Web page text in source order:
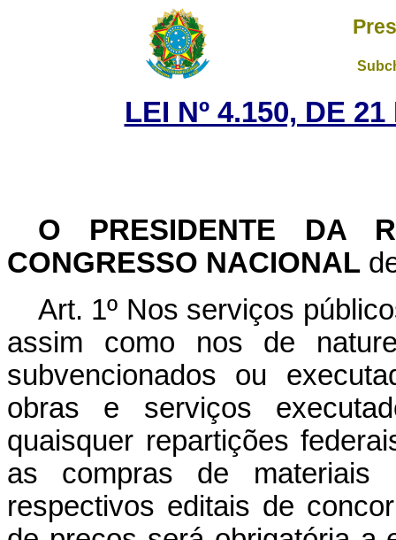
LEI Nº 4.150, DE
O PRESIDENTE DA
CONGRESSO NACIONAL
Art. 1º Nos serviços
assim como nos de
subvencionados ou
obras e serviços
quaisquer repartições
as compras de
respectivos editais de